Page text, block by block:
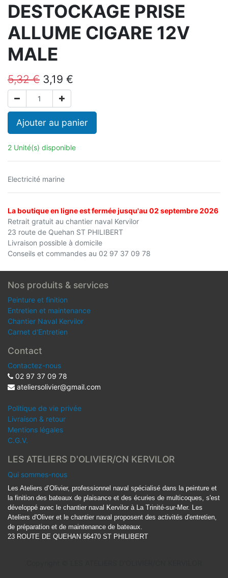
DESTOCKAGE PRISE
ALLUME CIGARE 12V
MALE
5,32€ 3,19 €
Ajouter au panier
2 Unité(s) disponible
Electricité marine
La boutique en ligne est fermée jusqu'au 02 septembre 2026
Retrait gratuit au chantier naval Kervilor
23 route de Quehan ST PHILIBERT
Livraison possible à domicile
Conseils et commandes au 02 97 37 09 78
Nos produits & services
Peinture et finition
Entretien et maintenance
Chantier Naval Kervilor
Carnet d'Entretien
Contact
Contactez-nous
02 97 37 09 78
ateliersolivier@gmail.com
Politique de vie privée
Livraison & retour
Mentions légales
C.G.V.
LES ATELIERS D'OLIVIER/CN KERVILOR
Qui sommes-nous
Les Ateliers d’Olivier, professionnel naval spécialisé dans la peinture et
la finition des bateaux de plaisance et des écuries de multicoques, s'est
développé avec le chantier naval Kervilor à La Trinité-sur-Mer. Les
Ateliers d'Oliver et le chantier naval proposent des activités d'entretien,
de préparation et de maintenance de bateaux.
23 ROUTE DE QUEHAN 56470 ST PHILIBERT